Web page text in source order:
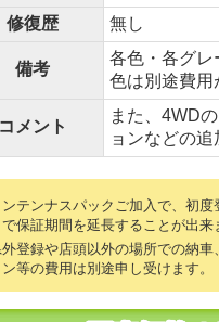
修復歴
無し
備考
各色・各グレ
色は別途費用
コメント
また、4WD
ョンなどの追
テンナスパックご加入で、初度
で保証期間を延長することが出来
登録や店頭以外の場所での納車
ン等の費用は別途申し受けます。